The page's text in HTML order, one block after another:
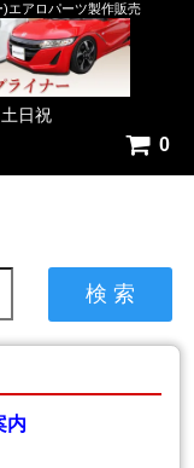
エアロパーツ製作販売
日祝
0
検 索
内